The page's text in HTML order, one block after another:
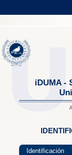
iDUMA -
Identificación